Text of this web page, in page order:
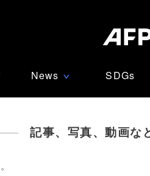
News ∨ SDGs
記事、写真、動画な